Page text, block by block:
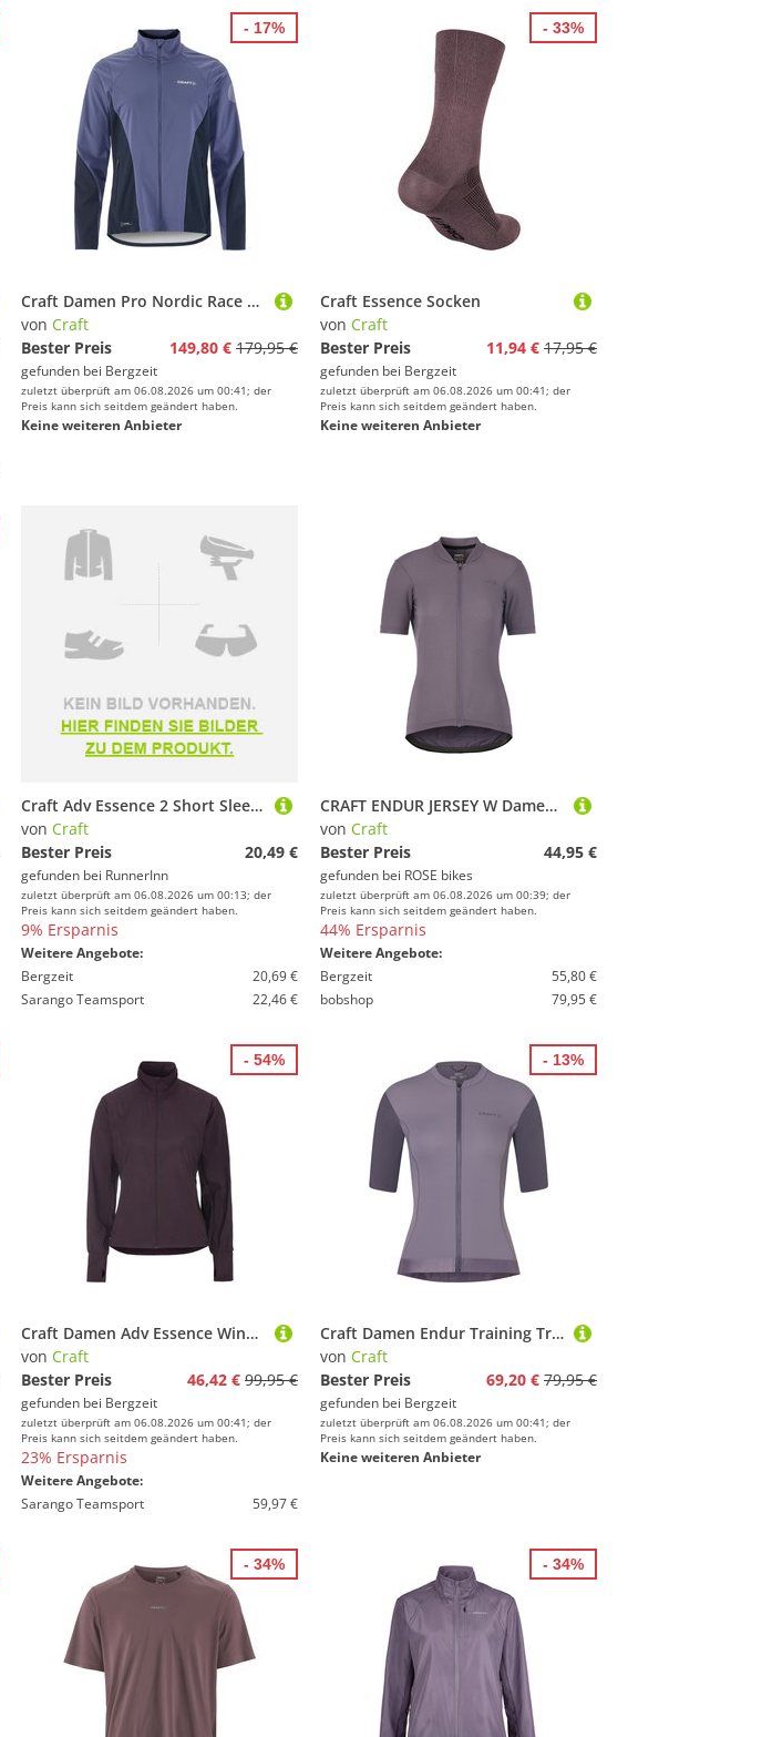
Craft Damen Pro Nordic Race 2 Jacke
von Craft
Bester Preis
149,80 € 179,95 €
gefunden bei Bergzeit
zuletzt überprüft am 06.08.2026 um 00:41; der
Preis kann sich seitdem geändert haben.
Keine weiteren Anbieter
- 17%
Craft Essence Socken
von Craft
Bester Preis
11,94 € 17,95 €
gefunden bei Bergzeit
zuletzt überprüft am 06.08.2026 um 00:41; der
Preis kann sich seitdem geändert haben.
Keine weiteren Anbieter
- 33%
Craft Adv Essence 2 Short Sleeve T-shirt Lila S Frau
von Craft
Bester Preis
20,49 €
gefunden bei RunnerInn
zuletzt überprüft am 06.08.2026 um 00:13; der
Preis kann sich seitdem geändert haben.
9% Ersparnis
Weitere Angebote:
Bergzeit
20,69 €
Sarango Teamsport
22,46 €
CRAFT ENDUR JERSEY W Damen Kurzarm Fahrradtrikot
von Craft
Bester Preis
44,95 €
gefunden bei ROSE bikes
zuletzt überprüft am 06.08.2026 um 00:39; der
Preis kann sich seitdem geändert haben.
44% Ersparnis
Weitere Angebote:
Bergzeit
55,80 €
bobshop
79,95 €
Craft Damen Adv Essence Wind Jacke
von Craft
Bester Preis
46,42 € 99,95 €
gefunden bei Bergzeit
zuletzt überprüft am 06.08.2026 um 00:41; der
Preis kann sich seitdem geändert haben.
23% Ersparnis
Weitere Angebote:
Sarango Teamsport
59,97 €
- 54%
Craft Damen Endur Training Trikot
von Craft
Bester Preis
69,20 € 79,95 €
gefunden bei Bergzeit
zuletzt überprüft am 06.08.2026 um 00:41; der
Preis kann sich seitdem geändert haben.
Keine weiteren Anbieter
- 13%
- 34% - 34%